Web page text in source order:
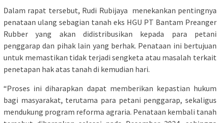
Dalam rapat tersebut, Rudi Rubijaya menekankan pentingnya
penataan ulang sebagian tanah eks HGU PT Bantam Preanger
Rubber yang akan didistribusikan kepada para petani
penggarap dan pihak lain yang berhak. Penataan ini bertujuan
untuk memastikan tidak terjadi sengketa atau masalah terkait
penetapan hak atas tanah di kemudian hari.
“Proses ini diharapkan dapat memberikan kepastian hukum
bagi masyarakat, terutama para petani penggarap, sekaligus
mendukung program reforma agraria. Penataan kembali tanah